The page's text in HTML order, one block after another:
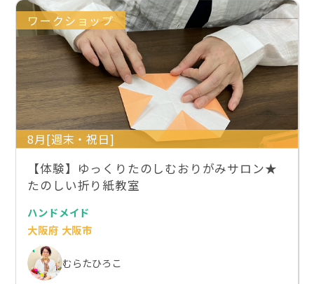
ワークショップ
8月[週末・祝日]
【体験】ゆっくりたのしむおりがみサロン★
たのしい折り紙教室
ハンドメイド
大阪府 大阪市
むらたひろこ